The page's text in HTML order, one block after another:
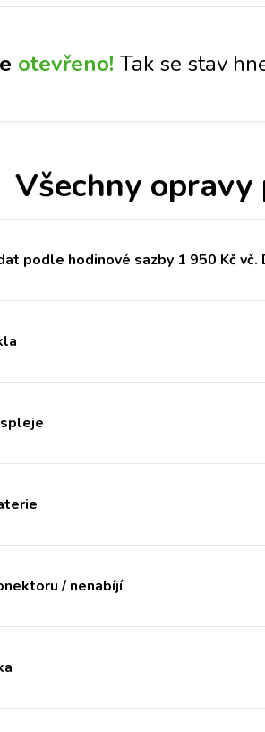
otevřeno! Tak se stav
Všechny opravy
podle hodinové sazby 1 950 Kč vč.
/ nenabíjí